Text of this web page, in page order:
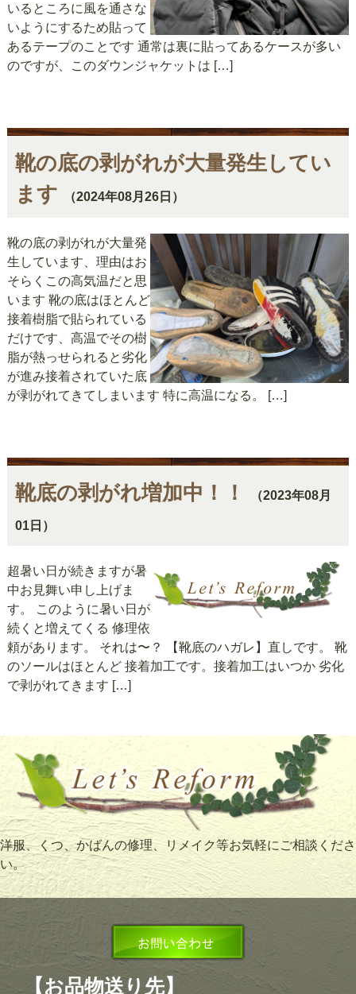
いるところに風を通さな
いようにするため貼って
あるテープのことです 通常は裏に貼ってあるケースが多い
のですが、このダウンジャケットは […]
靴の底の剥がれが大量発生してい
ます
（2024年08月26日）
靴の底の剥がれが大量発
生しています、理由はお
そらくこの高気温だと思
います 靴の底はほとんど
接着樹脂で貼られている
だけです、高温でその樹
脂が熱っせられると劣化
が進み接着されていた底
が剥がれてきてしまいます 特に高温になる。 […]
靴底の剥がれ増加中！！ （2023年08月
01日）
超暑い日が続きますが暑
中お見舞い申し上げま
す。 このように暑い日が
続くと増えてくる 修理依
頼があります。 それは〜？ 【靴底のハガレ】直しです。 靴
のソールはほとんど 接着加工です。接着加工はいつか 劣化
で剥がれてきます […]
洋服、くつ、かばんの修理、リメイク等お気軽にご相談くださ
い。
【お品物送り先】